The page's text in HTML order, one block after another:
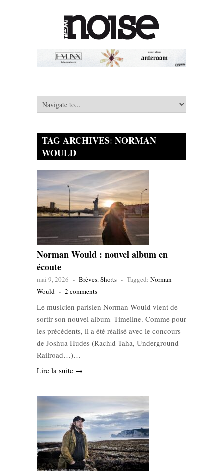
TAG ARCHIVES: NORMAN
WOULD
Norman Would : nouvel album en
écoute
mai 9, 2026 - Brèves,Shorts - Tagged: Norman
Would - 2 comments
Le musicien parisien Norman Would vient de
sortir son nouvel album, Timeline. Comme pour
les précédents, il a été réalisé avec le concours
de Joshua Hudes (Rachid Taha, Underground
Railroad…)…
Lire la suite →